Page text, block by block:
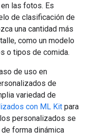
las fotos. Es
de clasificación de
una cantidad más
como un modelo
o tipos de comida.
de uso en
de
variedad de
con ML Kit para
personalizados se
forma dinámica